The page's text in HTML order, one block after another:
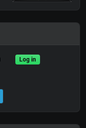
Log in